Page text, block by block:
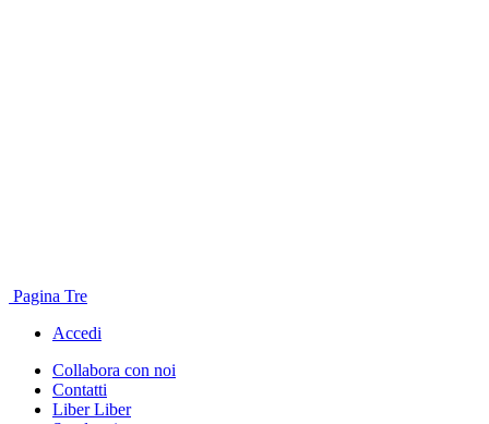
Pagina Tre
Accedi
Collabora con noi
Contatti
Liber Liber